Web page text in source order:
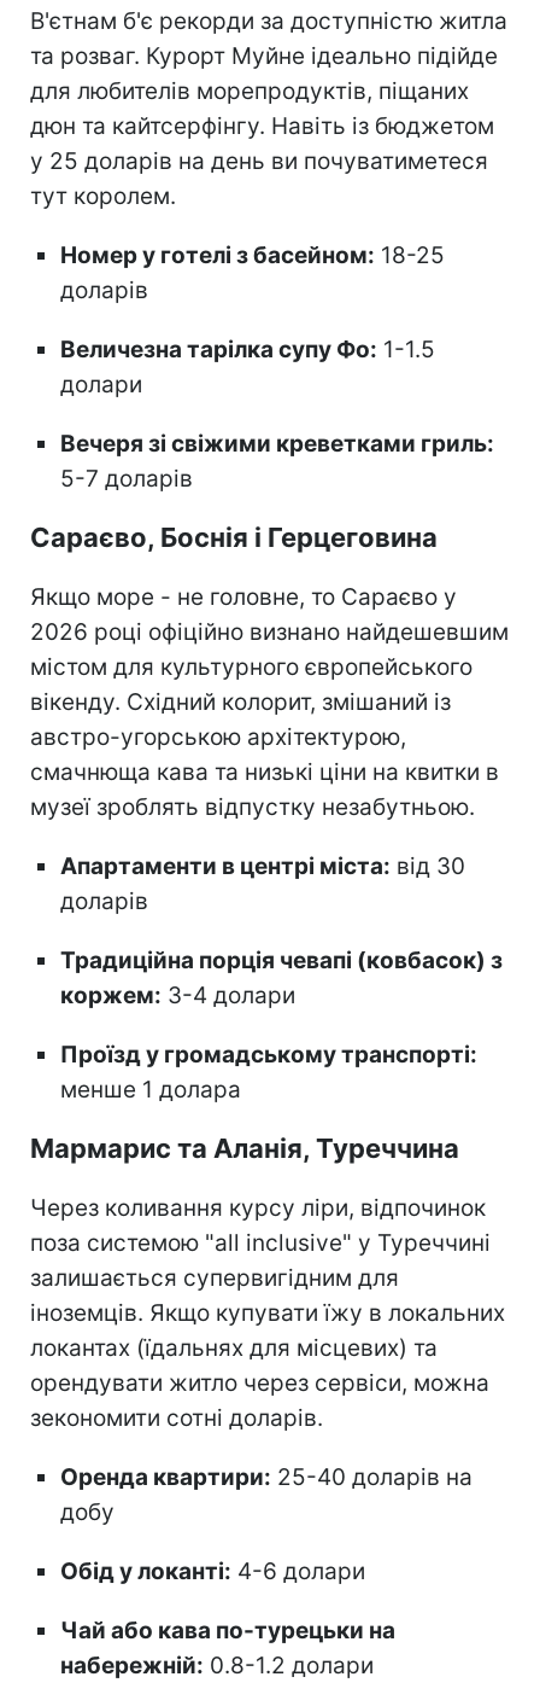
В'єтнам б'є рекорди за доступністю житла
та розваг. Курорт Муйне ідеально підійде
для любителів морепродуктів, піщаних
дюн та кайтсерфінгу. Навіть із бюджетом
у 25 доларів на день ви почуватиметеся
тут королем.
Номер у готелі з басейном: 18-25
доларів
Величезна тарілка супу Фо: 1-1.5
долари
Вечеря зі свіжими креветками гриль:
5-7 доларів
Сараєво, Боснія і Герцеговина
Якщо море - не головне, то Сараєво у
2026 році офіційно визнано найдешевшим
містом для культурного європейського
вікенду. Східний колорит, змішаний із
австро-угорською архітектурою,
смачнюща кава та низькі ціни на квитки в
музеї зроблять відпустку незабутньою.
Апартаменти в центрі міста: від 30
доларів
Традиційна порція чевапі (ковбасок) з
коржем: 3-4 долари
Проїзд у громадському транспорті:
менше 1 долара
Мармарис та Аланія, Туреччина
Через коливання курсу ліри, відпочинок
поза системою "all inclusive" у Туреччині
залишається супервигідним для
іноземців. Якщо купувати їжу в локальних
локантах (їдальнях для місцевих) та
орендувати житло через сервіси, можна
зекономити сотні доларів.
Оренда квартири: 25-40 доларів на
добу
Обід у локанті: 4-6 долари
Чай або кава по-турецьки на
набережній: 0.8-1.2 долари